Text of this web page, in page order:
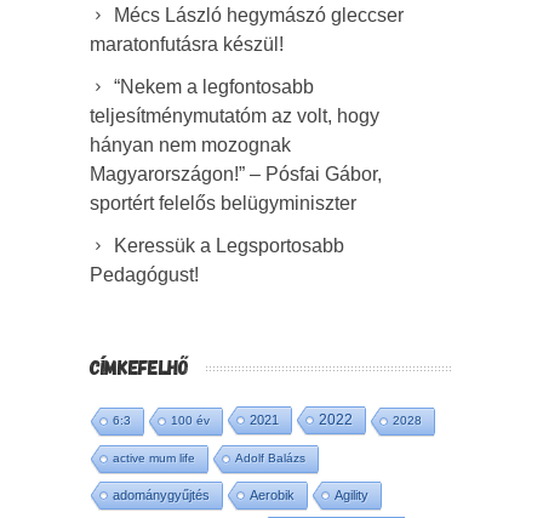
Mécs László hegymászó gleccser
maratonfutásra készül!
“Nekem a legfontosabb
teljesítménymutatóm az volt, hogy
hányan nem mozognak
Magyarországon!” – Pósfai Gábor,
sportért felelős belügyminiszter
Keressük a Legsportosabb
Pedagógust!
CÍMKEFELHŐ
6:3 100 év 2021 2022 2028
active mum life Adolf Balázs
adománygyűjtés Aerobik Agility